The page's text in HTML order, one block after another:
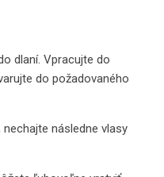
dlaní. Vpracujte do
do požadovaného
následne vlasy